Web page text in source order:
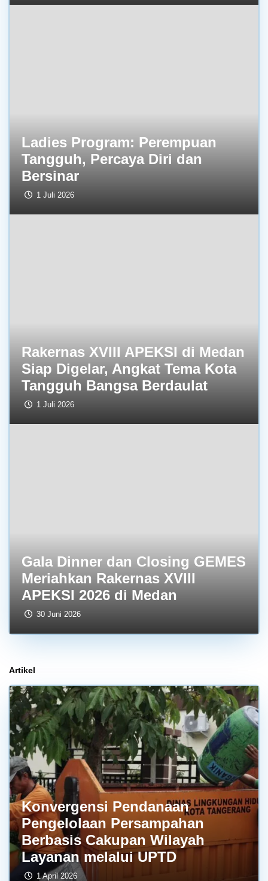
Ladies Program: Perempuan
Tangguh, Percaya Diri dan
Bersinar
1 Juli 2026
Rakernas XVIII APEKSI di Medan
Siap Digelar, Angkat Tema Kota
Tangguh Bangsa Berdaulat
1 Juli 2026
Gala Dinner dan Closing GEMES
Meriahkan Rakernas XVIII
APEKSI 2026 di Medan
30 Juni 2026
Artikel
Konvergensi Pendanaan
Pengelolaan Persampahan
Berbasis Cakupan Wilayah
Layanan melalui UPTD
1 April 2026